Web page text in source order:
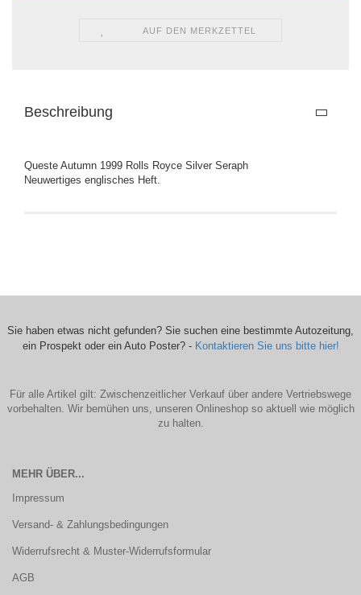
AUF DEN MERKZETTEL
Beschreibung
Queste Autumn 1999 Rolls Royce Silver Seraph
Neuwertiges englisches Heft.
Sie haben etwas nicht gefunden? Sie suchen eine bestimmte Autozeitung,
ein Prospekt oder ein Auto Poster? - Kontaktieren Sie uns bitte hier!
Für alle Artikel gilt: Zwischenzeitlicher Verkauf über andere Vertriebswege
vorbehalten. Wir bemühen uns, unseren Onlineshop so aktuell wie möglich
zu halten.
MEHR ÜBER...
Impressum
Versand- & Zahlungsbedingungen
Widerrufsrecht & Muster-Widerrufsformular
AGB